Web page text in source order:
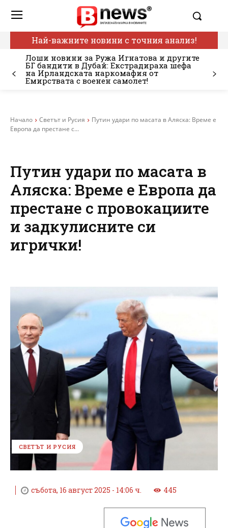
Най-важните новини с точния анализ!
Лоши новини за Ружа Игнатова и другите
БГ бандити в Дубай: Екстрадираха шефа
на Ирландската наркомафия от
Емирствата с военен самолет!
Начало Светът и Русия
Путин удари по масата в Аляска: Време е
Европа да престане с...
Путин удари по масата в
Аляска: Време е Европа да
престане с провокациите
и задкулисните си
игрички!
СВЕТЪТ И РУСИЯ
събота, 16 август 2025 - 14:06 ч. 445